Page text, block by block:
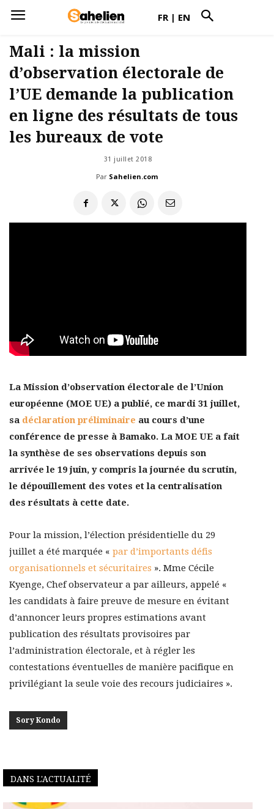
FR | EN
Mali : la mission
d’observation électorale de
l’UE demande la publication
en ligne des résultats de tous
les bureaux de vote
31 juillet 2018
Par Sahelien.com
La Mission d’observation électorale de l’Union
européenne (MOE UE) a publié, ce mardi 31 juillet,
sa déclaration préliminaire au cours d’une
conférence de presse à Bamako. La MOE UE a fait
la synthèse de ses observations depuis son
arrivée le 19 juin, y compris la journée du scrutin,
le dépouillement des votes et la centralisation
des résultats à cette date.
Pour la mission, l’élection présidentielle du 29
juillet a été marquée « par d’importants défis
organisationnels et sécuritaires ». Mme Cécile
Kyenge, Chef observateur a par ailleurs, appelé «
les candidats à faire preuve de mesure en évitant
d’annoncer leurs propres estimations avant
publication des résultats provisoires par
l’administration électorale, et à régler les
contestations éventuelles de manière pacifique en
privilégiant la seule voie des recours judiciaires ».
Sory Kondo
DANS L'ACTUALITÉ